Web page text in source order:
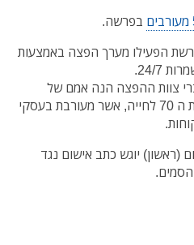
בפרשה.
הפעילו מערך הפצה באמצעות
24/7.
צוות ההפצה הנה אמם של
החשודים המרכזיים, אשה בשנות ה 70 לחייה, אשר מעורבת בעסקי
(ראשון) יוגש כתב אישום נגד